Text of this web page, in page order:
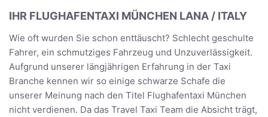
IHR FLUGHAFENTAXI MÜNCHEN LANA / ITALY
Wie oft wurden Sie schon enttäuscht? Schlecht geschulte
Fahrer, ein schmutziges Fahrzeug und Unzuverlässigkeit.
Aufgrund unserer längjährigen Erfahrung in der Taxi
Branche kennen wir so einige schwarze Schafe die
unserer Meinung nach den Titel Flughafentaxi München
nicht verdienen. Da das Travel Taxi Team die Absicht trägt,